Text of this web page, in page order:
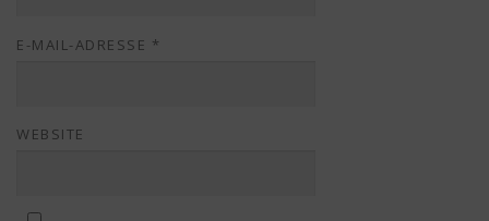
E-MAIL-ADRESSE *
WEBSITE